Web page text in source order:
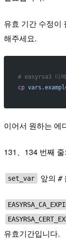
유효 기간 수정이
해주세요.
# easyrsa3 디렉
cp
이어서 원하는 에
131、134 번째
set_var 앞의#
유효기간입니다.